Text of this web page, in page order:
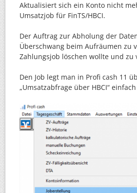
Aktualisiert sich ein Konto nicht
Umsatzjob für FinTS/HBCI.
Der Auftrag zur Abholung der
Überschwang beim Aufräumen zu
Zahlungsjob löschen wollte und zu
Den Job legt man in Profi cash 11
„Umsatzabfrage über HBCI“